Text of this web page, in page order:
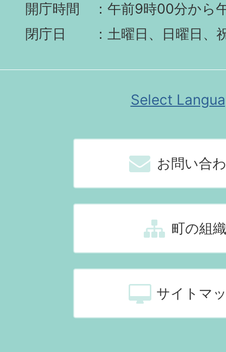
開庁時間
午前9時00分から
閉庁日
土曜日、日曜日、
Select
お問い合
町の組織
サイトマ